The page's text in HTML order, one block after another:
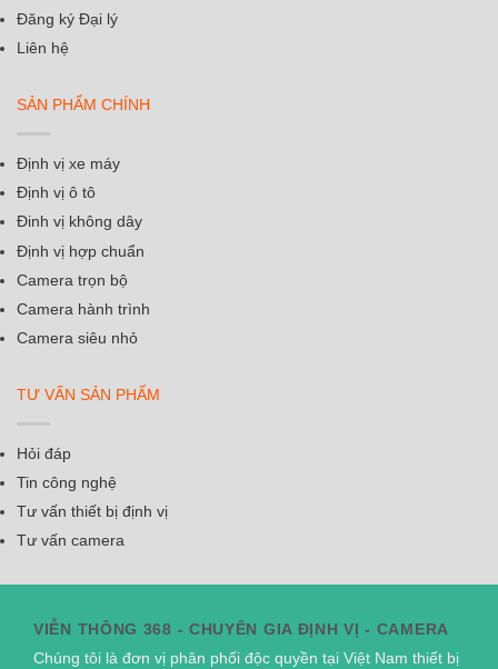
Đăng ký Đại lý
Liên hệ
SẢN PHẨM CHÍNH
Định vị xe máy
Định vị ô tô
Đinh vị không dây
Định vị hợp chuẩn
Camera trọn bộ
Camera hành trình
Camera siêu nhỏ
TƯ VẤN SẢN PHẨM
Hỏi đáp
Tin công nghệ
Tư vấn thiết bị định vị
Tư vấn camera
VIỄN THÔNG 368 - CHUYÊN GIA ĐỊNH VỊ - CAMERA
Chúng tôi là đơn vị phân phối độc quyền tại Việt Nam thiết bị